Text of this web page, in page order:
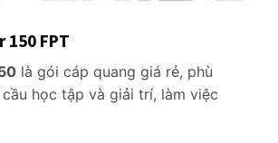
FPT
là gói cáp quang giá rẻ, phù
học tập và giải trí, làm việc